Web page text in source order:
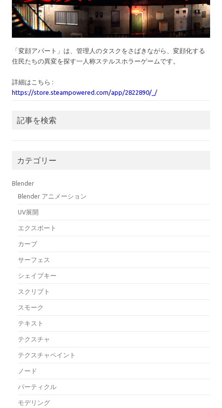
「変顔アパート」は、管理人のタスクをさばきながら、変顔化する
住民たちの異変を探す一人称ステルスホラーゲームです。
詳細はこちら :
https://store.steampowered.com/app/2822890/_/
記事を検索
カテゴリー
Blender
Blender アニメーション
UV展開
エクスポート
カーブ
サーフェス
シェイプキー
スクリプト
スモーク
テキスト
テクスチャ
テクスチャペイント
ノード
パーティクル
モデリング